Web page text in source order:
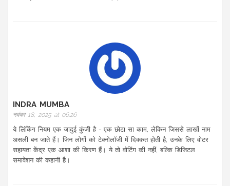
INDRA MUMBA
नवंबर 18, 2025 at 06:26
ये लिंकिंग नियम एक जादुई कुंजी है - एक छोटा सा काम, लेकिन जिससे लाखों नाम
असली बन जाते हैं। जिन लोगों को टेक्नोलॉजी में दिक्कत होती है, उनके लिए वोटर
सहायता केंद्र एक आशा की किरण हैं। ये तो वोटिंग की नहीं, बल्कि डिजिटल
समावेशन की कहानी है।